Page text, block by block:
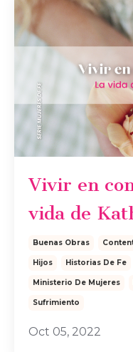
Vivir en
vida de
Buenas Obras
Hijos Historias De Fe
Ministerio De Mujeres
Sufrimiento
Oct 05, 2022